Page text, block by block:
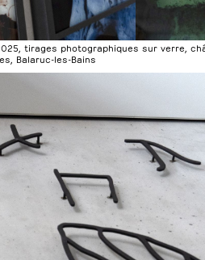
tirages photographiques sur verre,
Balaruc-les-Bains